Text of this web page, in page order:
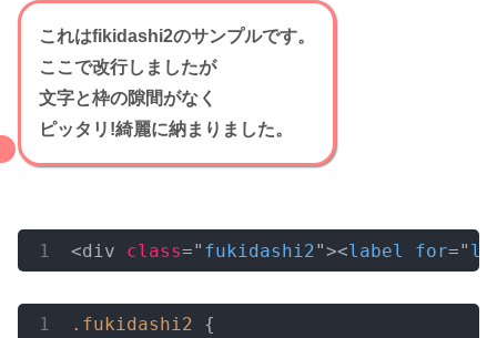
これはfikidashi2のサンプルです。
ここで改行しましたが
文字と枠の隙間がなく
ピッタリ!綺麗に納まりました。
<div class=" fukidashi2"><label for="
.fukidashi2 {